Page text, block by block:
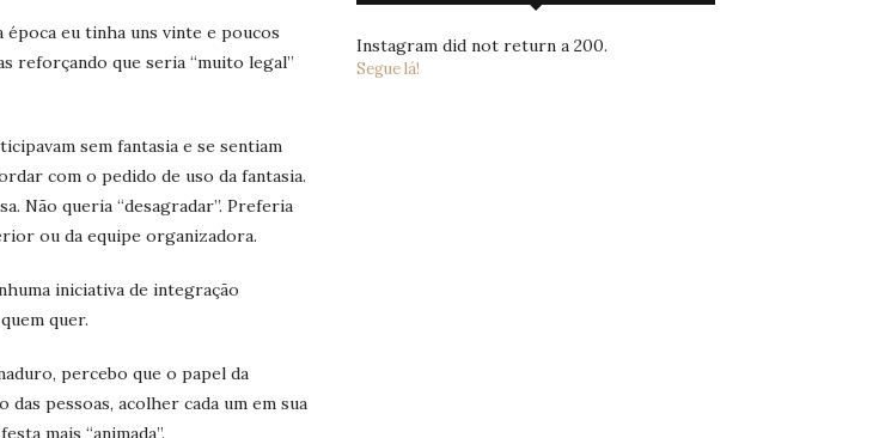
época eu tinha uns vinte e poucos
reforçando que seria “muito legal”
sem fantasia e se sentiam
com o pedido de uso da fantasia.
Não queria “desagradar”. Preferia
ou da equipe organizadora.
iniciativa de integração
quer.
percebo que o papel da
pessoas, acolher cada um em sua
mais “animada”.
Instagram did not return a 200.
Segue lá!